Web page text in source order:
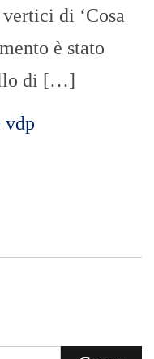
di ‘Cosa
è stato
di […]
vdp